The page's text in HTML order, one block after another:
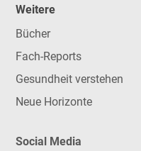
Weitere
Bücher
Fach-Reports
Gesundheit verstehen
Neue Horizonte
Social Media